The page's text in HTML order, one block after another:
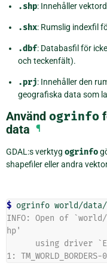
.shp: Innehåller
.shx: Rumslig indexfil
.dbf: Databasfil för
och teckenfält).
.prj: Innehåller den
geografiska data som
Använd ogrinfo
data ¶
GDAL:s verktyg ogrinfo
shapefiler eller andra
$ ogrinfo
INFO: Open of `world/
hp'
using
1: